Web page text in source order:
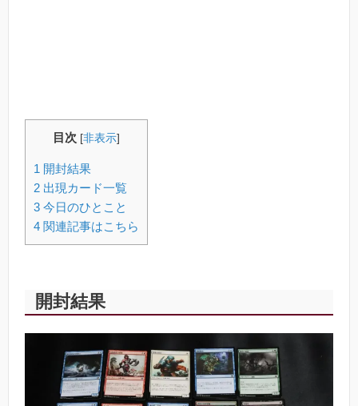
目次 [非表示]
1 開封結果
2 出現カード一覧
3 今日のひとこと
4 関連記事はこちら
開封結果